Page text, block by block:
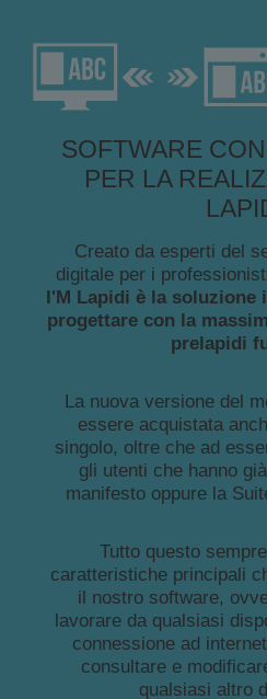
SOFTWARE
PER LA
Creato da esperti del
digitale per i
I'M Lapidi è la soluzione
progettare con la
prelapidi
La nuova versione del
essere acquistata
singolo, oltre che ad
gli utenti che hanno
manifesto oppure la
Tutto questo
caratteristiche principali
il nostro software,
lavorare da qualsiasi
connessione ad
consultare e
qualsiasi altro